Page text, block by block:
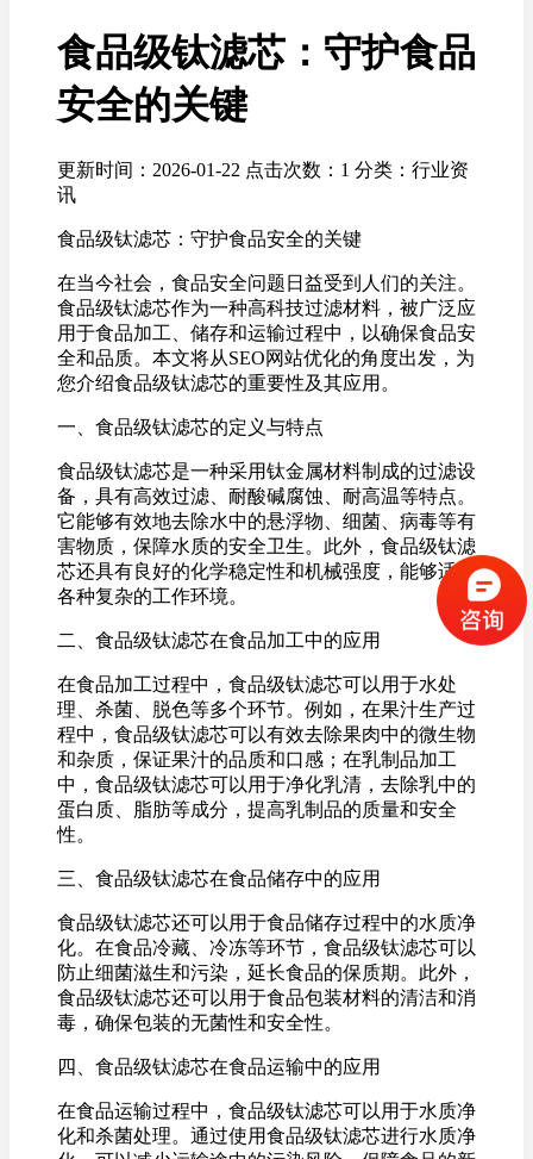
食品级钛滤芯：守护食品
安全的关键
更新时间：2026-01-22 点击次数：1 分类：行业资
讯
食品级钛滤芯：守护食品安全的关键
在当今社会，食品安全问题日益受到人们的关注。
食品级钛滤芯作为一种高科技过滤材料，被广泛应
用于食品加工、储存和运输过程中，以确保食品安
全和品质。本文将从SEO网站优化的角度出发，为
您介绍食品级钛滤芯的重要性及其应用。
一、食品级钛滤芯的定义与特点
食品级钛滤芯是一种采用钛金属材料制成的过滤设
备，具有高效过滤、耐酸碱腐蚀、耐高温等特点。
它能够有效地去除水中的悬浮物、细菌、病毒等有
害物质，保障水质的安全卫生。此外，食品级钛滤
芯还具有良好的化学稳定性和机械强度，能够适应
各种复杂的工作环境。
二、食品级钛滤芯在食品加工中的应用
在食品加工过程中，食品级钛滤芯可以用于水处
理、杀菌、脱色等多个环节。例如，在果汁生产过
程中，食品级钛滤芯可以有效去除果肉中的微生物
和杂质，保证果汁的品质和口感；在乳制品加工
中，食品级钛滤芯可以用于净化乳清，去除乳中的
蛋白质、脂肪等成分，提高乳制品的质量和安全
性。
三、食品级钛滤芯在食品储存中的应用
食品级钛滤芯还可以用于食品储存过程中的水质净
化。在食品冷藏、冷冻等环节，食品级钛滤芯可以
防止细菌滋生和污染，延长食品的保质期。此外，
食品级钛滤芯还可以用于食品包装材料的清洁和消
毒，确保包装的无菌性和安全性。
四、食品级钛滤芯在食品运输中的应用
在食品运输过程中，食品级钛滤芯可以用于水质净
化和杀菌处理。通过使用食品级钛滤芯进行水质净